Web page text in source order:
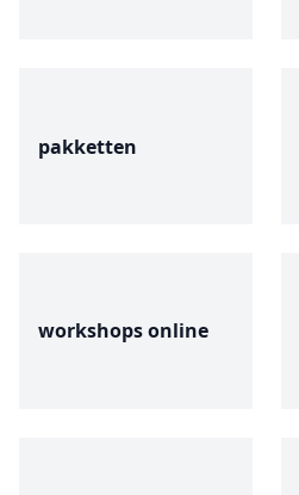
pakketten
workshops online